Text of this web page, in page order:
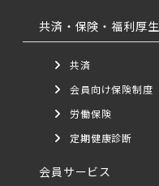
共済・保険・福利厚生
共済
会員向け保険制度
労働保険
定期健康診断
会員サービス